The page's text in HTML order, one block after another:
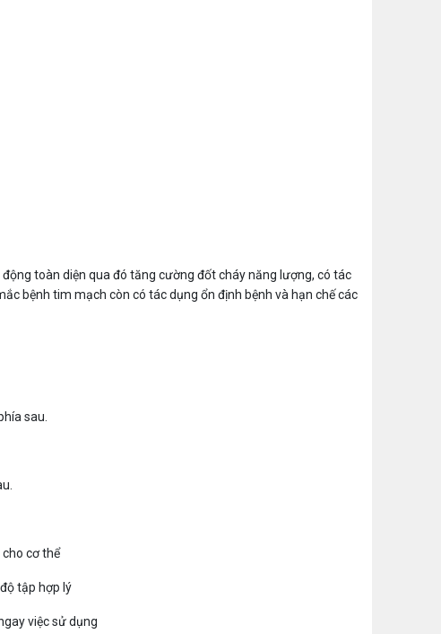
toàn diện qua đó tăng cường đốt cháy năng lượng, có tác
bệnh tim mạch còn có tác dụng ổn định bệnh và hạn chế các
sau.
cơ thể
tập hợp lý
việc sử dụng